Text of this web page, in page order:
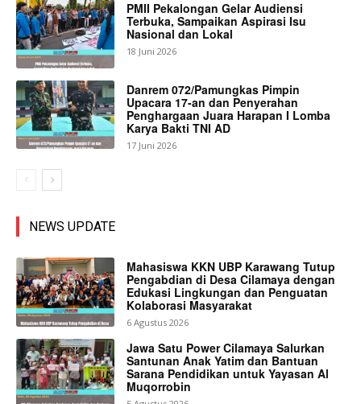
PMII Pekalongan Gelar Audiensi
Terbuka, Sampaikan Aspirasi Isu
Nasional dan Lokal
18 Juni 2026
Danrem 072/Pamungkas Pimpin
Upacara 17-an dan Penyerahan
Penghargaan Juara Harapan I Lomba
Karya Bakti TNI AD
17 Juni 2026
NEWS UPDATE
Mahasiswa KKN UBP Karawang Tutup
Pengabdian di Desa Cilamaya dengan
Edukasi Lingkungan dan Penguatan
Kolaborasi Masyarakat
6 Agustus 2026
Jawa Satu Power Cilamaya Salurkan
Santunan Anak Yatim dan Bantuan
Sarana Pendidikan untuk Yayasan Al
Muqorrobin